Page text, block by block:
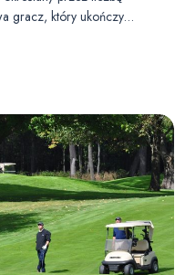
gracz, który ukończy…